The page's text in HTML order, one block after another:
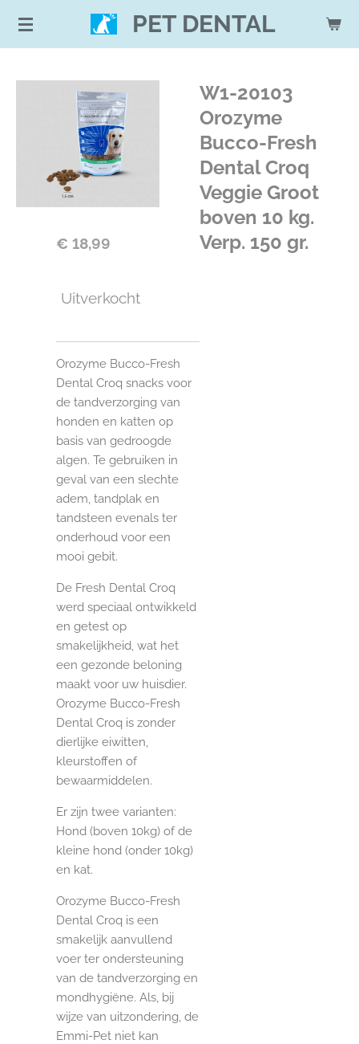
Ga
direct
hoofdinhoud
PET DENTAL
W1-20103
Orozyme
Bucco-Fresh
Dental Croq
Veggie Groot
boven 10 kg.
Verp. 150 gr.
€ 18,99
Uitverkocht
Orozyme Bucco-Fresh
Dental Croq snacks voor
de tandverzorging van
honden en katten op
basis van gedroogde
algen. Te gebruiken in
geval van een slechte
adem, tandplak en
tandsteen evenals ter
onderhoud voor een
mooi gebit.
De Fresh Dental Croq
werd speciaal ontwikkeld
en getest op
smakelijkheid, wat het
een gezonde beloning
maakt voor uw huisdier.
Orozyme Bucco-Fresh
Dental Croq is zonder
dierlijke eiwitten,
kleurstoffen of
bewaarmiddelen.
Er zijn twee varianten:
Hond (boven 10kg) of de
kleine hond (onder 10kg)
en kat.
Orozyme Bucco-Fresh
Dental Croq is een
smakelijk aanvullend
voer ter ondersteuning
van de tandverzorging en
mondhygiëne. Als, bij
wijze van uitzondering, de
Emmi-Pet niet kan